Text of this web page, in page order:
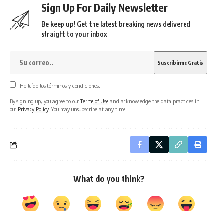
Sign Up For Daily Newsletter
Be keep up! Get the latest breaking news delivered
straight to your inbox.
He leído los términos y condiciones.
By signing up, you agree to ourTerms of Use and acknowledge the data practices in
our Privacy Policy. You may unsubscribe at any time.
What do you think?